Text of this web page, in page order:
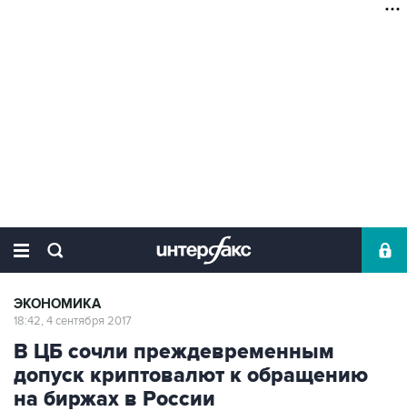
ЭКОНОМИКА
18:42, 4 сентября 2017
В ЦБ сочли преждевременным
допуск криптовалют к обращению
на биржах в России